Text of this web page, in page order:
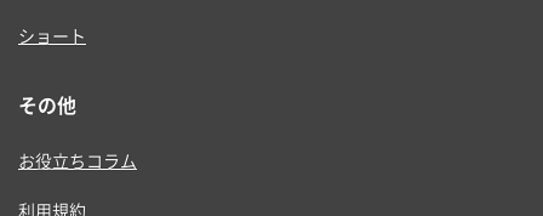
ショート
その他
お役立ちコラム
利用規約